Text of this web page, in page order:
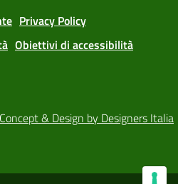
Privacy Policy
Obiettivi di accessibilità
Concept & Design by Designers Italia